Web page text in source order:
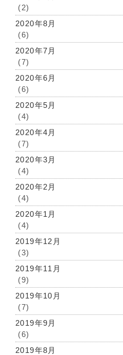
(2)
2020年8月
(6)
2020年7月
(7)
2020年6月
(6)
2020年5月
(4)
2020年4月
(7)
2020年3月
(4)
2020年2月
(4)
2020年1月
(4)
2019年12月
(3)
2019年11月
(9)
2019年10月
(7)
2019年9月
(6)
2019年8月